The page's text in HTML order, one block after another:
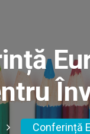
Conferință